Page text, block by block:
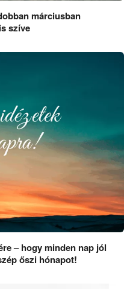
márciusban
szíve
– hogy minden nap jól
őszi hónapot!